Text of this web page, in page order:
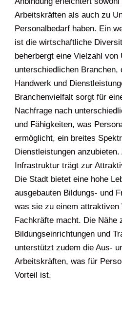
Arbeitskräften als auch zu
Personalbedarf haben. Ein
ist die wirtschaftliche
beherbergt eine Vielzahl von
unterschiedlichen Branchen,
Handwerk und
Branchenvielfalt sorgt für
Nachfrage nach
und Fähigkeiten, was
ermöglicht, ein breites
Dienstleistungen
Infrastruktur trägt zur
Die Stadt bietet eine hohe
ausgebauten Bildungs- und
was sie zu einem attraktiven
Fachkräfte macht. Die Nähe
Bildungseinrichtungen und
unterstützt zudem die Aus-
Arbeitskräften, was für
Vorteil ist.